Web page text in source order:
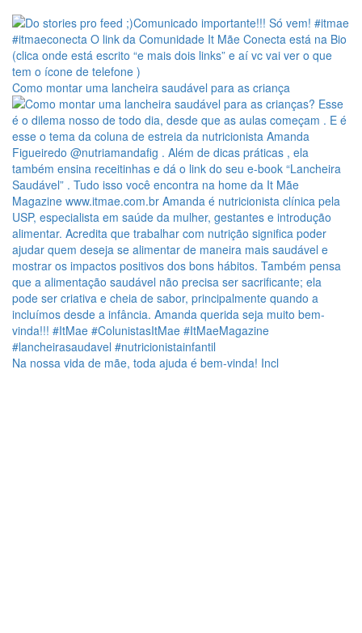
Como montar uma lancheira saudável para as criança
Na nossa vida de mãe, toda ajuda é bem-vinda! Incl